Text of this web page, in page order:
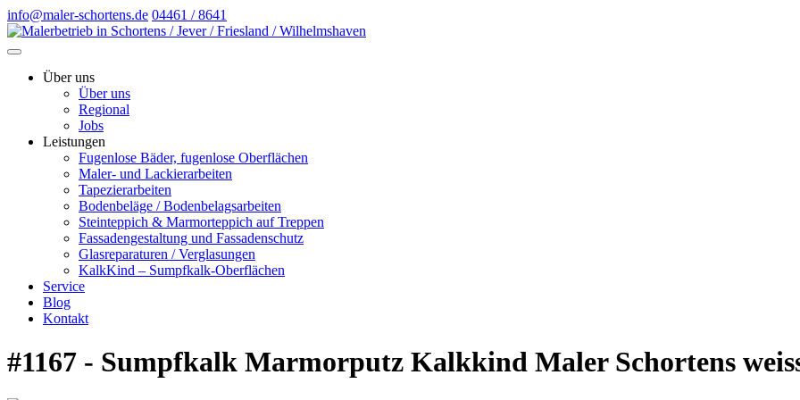
info@maler-schortens.de 04461 / 8641
Über uns
Über uns
Regional
Jobs
Leistungen
Fugenlose Bäder, fugenlose Oberflächen
Maler- und Lackierarbeiten
Tapezierarbeiten
Bodenbeläge / Bodenbelagsarbeiten
Steinteppich & Marmorteppich auf Treppen
Fassadengestaltung und Fassadenschutz
Glasreparaturen / Verglasungen
KalkKind – Sumpfkalk-Oberflächen
Service
Blog
Kontakt
#1167 - Sumpfkalk Marmorputz Kalkkind Maler Schortens